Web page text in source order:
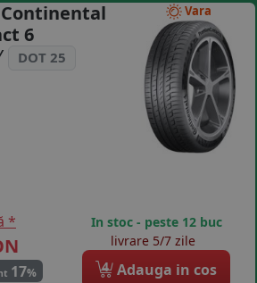
0 PRODUSE
Vara
6
DOT 25
*
17%
In stoc - peste 12 buc
livrare 5/7 zile
4 Adauga in cos